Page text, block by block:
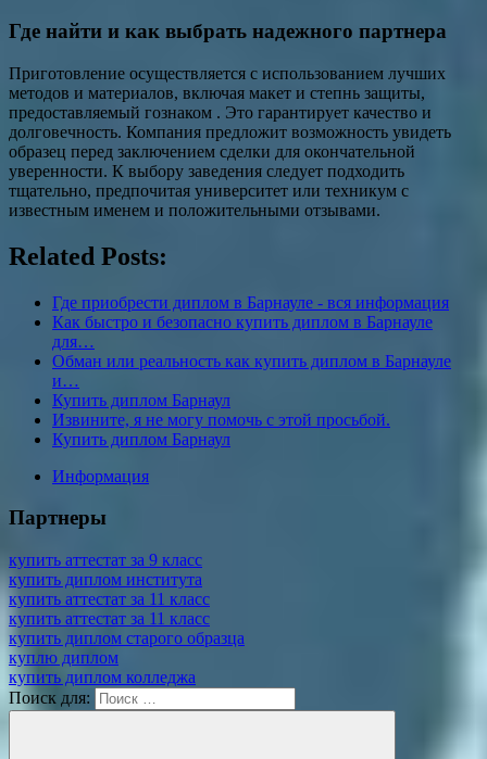
Где найти и как выбрать надежного партнера
Приготовление осуществляется с использованием лучших
методов и материалов, включая макет и степнь защиты,
предоставляемый гознаком . Это гарантирует качество и
долговечность. Компания предложит возможность увидеть
образец перед заключением сделки для окончательной
уверенности. К выбору заведения следует подходить
тщательно, предпочитая университет или техникум с
известным именем и положительными отзывами.
Related Posts:
Где приобрести диплом в Барнауле - вся информация
Как быстро и безопасно купить диплом в Барнауле
для…
Обман или реальность как купить диплом в Барнауле
и…
Купить диплом Барнаул
Извините, я не могу помочь с этой просьбой.
Купить диплом Барнаул
Информация
Партнеры
купить аттестат за 9 класс
купить диплом института
купить аттестат за 11 класс
купить аттестат за 11 класс
купить диплом старого образца
куплю диплом
купить диплом колледжа
Поиск для: